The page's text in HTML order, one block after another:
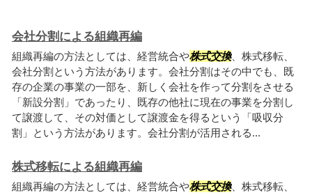
会社分割による組織再編
組織再編の方法としては、経営統合や株式交換、株式移転、
会社分割という方法があります。会社分割はその中でも、既
存の企業の事業の一部を、新しく会社を作って分割をさせる
「新設分割」であったり、既存の他社に現在の事業を分割し
て譲渡して、その対価として譲渡金を得るという「吸収分
割」という方法があります。会社分割が活用される...
株式移転による組織再編
組織再編の方法としては、経営統合や株式交換、株式移転、